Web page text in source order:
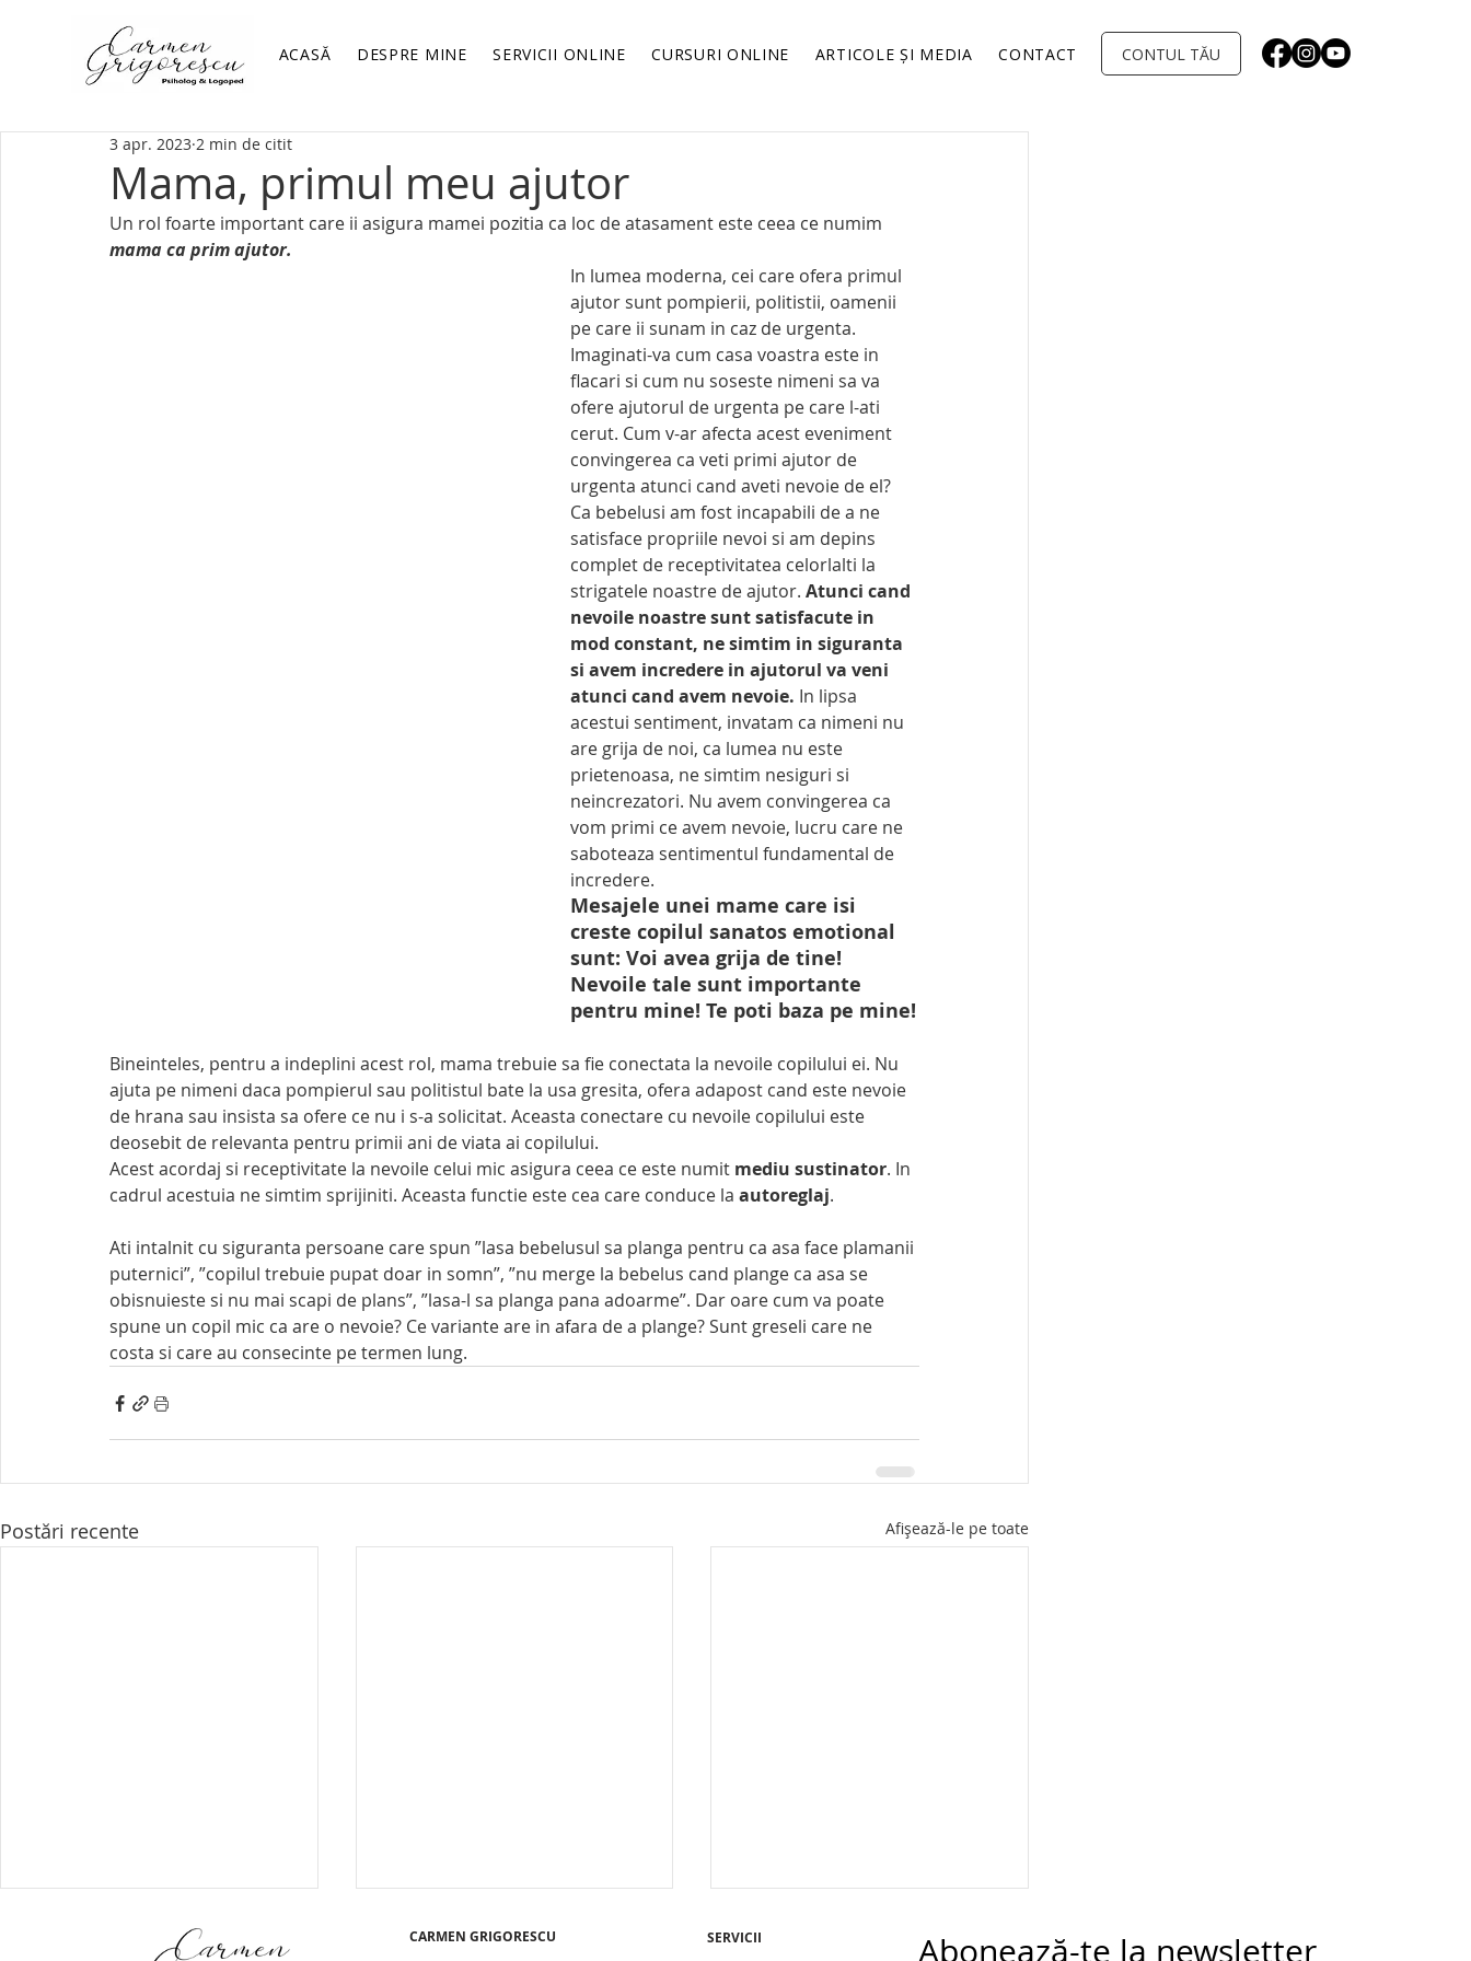
ACASĂ DESPRE MINE SERVICII ONLINE CURSURI ONLINE ARTICOLE ȘI MEDIA CONTACT CONTUL TĂU
Mama, primul meu ajutor
3 apr. 2023 2 min de citit
Un rol foarte important care ii asigura mamei pozitia ca loc de atasament este ceea ce numim
mama ca prim ajutor.
In lumea moderna, cei care ofera primul
ajutor sunt pompierii, politistii, oamenii
pe care ii sunam in caz de urgenta.
Imaginati-va cum casa voastra este in
flacari si cum nu soseste nimeni sa va
ofere ajutorul de urgenta pe care l-ati
cerut. Cum v-ar afecta acest eveniment
convingerea ca veti primi ajutor de
urgenta atunci cand aveti nevoie de el?
Ca bebelusi am fost incapabili de a ne
satisface propriile nevoi si am depins
complet de receptivitatea celorlalti la
strigatele noastre de ajutor. Atunci cand
nevoile noastre sunt satisfacute in
mod constant, ne simtim in siguranta
si avem incredere in ajutorul va veni
atunci cand avem nevoie. In lipsa
acestui sentiment, invatam ca nimeni nu
are grija de noi, ca lumea nu este
prietenoasa, ne simtim nesiguri si
neincrezatori. Nu avem convingerea ca
vom primi ce avem nevoie, lucru care ne
saboteaza sentimentul fundamental de
incredere.
Mesajele unei mame care isi
creste copilul sanatos emotional
sunt: Voi avea grija de tine!
Nevoile tale sunt importante
pentru mine! Te poti baza pe mine!
Bineinteles, pentru a indeplini acest rol, mama trebuie sa fie conectata la nevoile copilului ei. Nu
ajuta pe nimeni daca pompierul sau politistul bate la usa gresita, ofera adapost cand este nevoie
de hrana sau insista sa ofere ce nu i s-a solicitat. Aceasta conectare cu nevoile copilului este
deosebit de relevanta pentru primii ani de viata ai copilului.
Acest acordaj si receptivitate la nevoile celui mic asigura ceea ce este numit mediu sustinator. In
cadrul acestuia ne simtim sprijiniti. Aceasta functie este cea care conduce la autoreglaj.
Ati intalnit cu siguranta persoane care spun ”lasa bebelusul sa planga pentru ca asa face plamanii
puternici”, ”copilul trebuie pupat doar in somn”, ”nu merge la bebelus cand plange ca asa se
obisnuieste si nu mai scapi de plans”, ”lasa-l sa planga pana adoarme”. Dar oare cum va poate
spune un copil mic ca are o nevoie? Ce variante are in afara de a plange? Sunt greseli care ne
costa si care au consecinte pe termen lung.
Postări recente Afișează-le pe toate
CARMEN GRIGORESCU SERVICII Abonează-te la newsletter